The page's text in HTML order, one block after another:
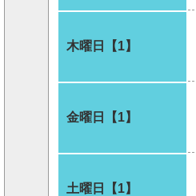
木曜日【1】
金曜日【1】
土曜日【1】